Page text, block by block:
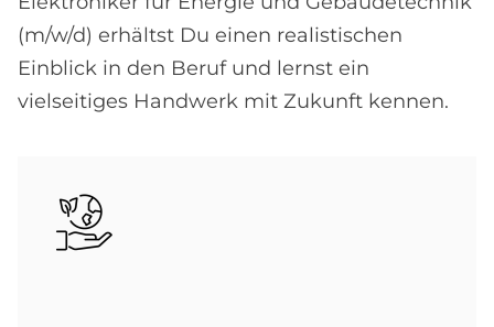
(m/w/d) erhältst Du einen realistischen
Einblick in den Beruf und lernst ein
vielseitiges Handwerk mit Zukunft kennen.
Bild